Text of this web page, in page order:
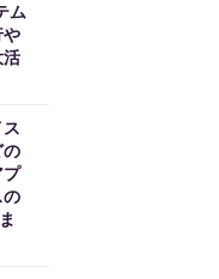
ム
や
活
の
プ
の